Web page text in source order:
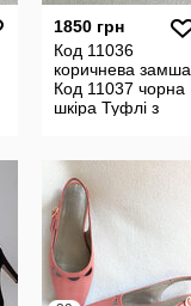
1850 грн
Код 11036
коричнева замша
Код 11037 чорна
шкіра Туфлі з
Натуральна зам